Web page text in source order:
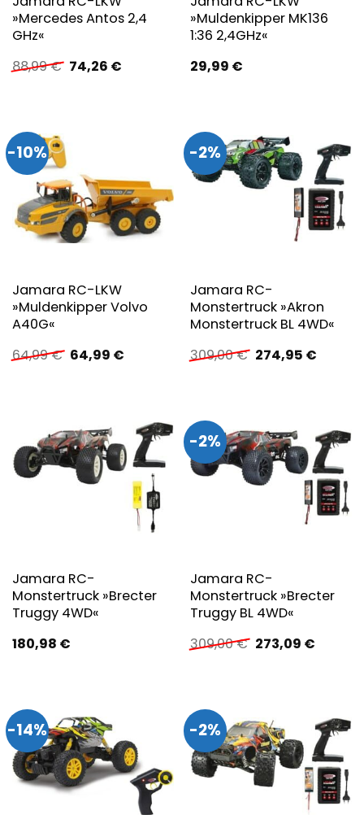
»Mercedes Antos 2,4
GHz«
88,99€ Ursprünglicher
Preis
74,26 €Aktueller
»Muldenkipper MK136
1:36 2,4GHz«
29,99 €
-10%
Jamara RC-LKW
»Muldenkipper Volvo
A40G«
64,99€ Ursprünglicher
Preis
64,99 €Aktueller
-2%
Jamara RC-
Monstertruck »Akron
Monstertruck BL 4WD«
309,00€ Ursprünglicher
Preis
274,95 €
Jamara RC-
Monstertruck »Brecter
Truggy 4WD«
180,98 €
-2%
Jamara RC-
Monstertruck »Brecter
Truggy BL 4WD«
309,00€ Ursprünglicher
Preis
273,09 €
-14% -2%